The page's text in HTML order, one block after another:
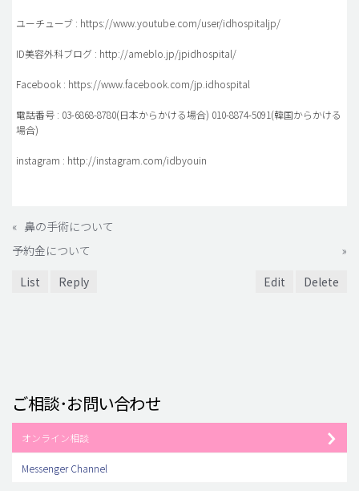
ユーチューブ : https://www.youtube.com/user/idhospitaljp/
ID美容外科ブログ : http://ameblo.jp/jpidhospital/
Facebook : https://www.facebook.com/jp.idhospital
電話番号 : 03-6868-8780(日本からかける場合) 010-8874-5091(韓国からかける
場合)
instagram : http://instagram.com/idbyouin
« 鼻の手術について
予約金について
»
List
Reply Edit Delete
ご相談･お問い合わせ
オンライン相談
Messenger Channel